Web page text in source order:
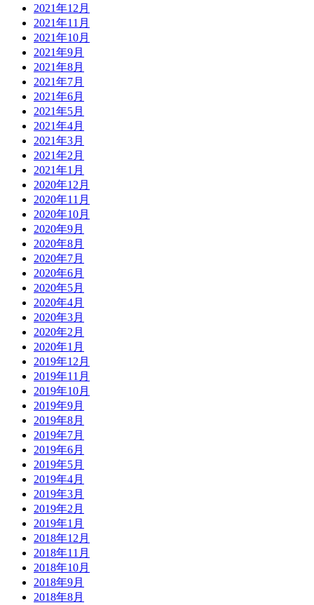
2021年12月
2021年11月
2021年10月
2021年9月
2021年8月
2021年7月
2021年6月
2021年5月
2021年4月
2021年3月
2021年2月
2021年1月
2020年12月
2020年11月
2020年10月
2020年9月
2020年8月
2020年7月
2020年6月
2020年5月
2020年4月
2020年3月
2020年2月
2020年1月
2019年12月
2019年11月
2019年10月
2019年9月
2019年8月
2019年7月
2019年6月
2019年5月
2019年4月
2019年3月
2019年2月
2019年1月
2018年12月
2018年11月
2018年10月
2018年9月
2018年8月